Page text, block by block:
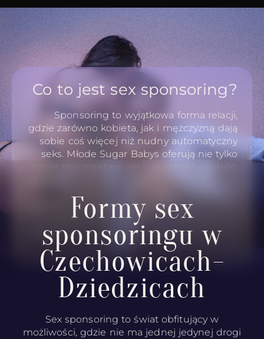
Co to jest sex sponsoring?
Sponsoring to wyjątkowa forma relacji,
gdzie zarówno kobieta, jak i mężczyzną dają
sobie coś więcej niż nudny automatyczny
seks. Młode Sugar Babys oferują nie tylko
swoje towarzystwo, ale i uważność, czułość,
W zamian Sugar Daddy wspiera je w
spełnianiu marzeń i gwarantuje jakość życia
na odpowiednim poziomie – a wszystko to
odbywa się w atmosferze pełnej szacunku i
dyskrecji.
Formy sex
sponsoringu w
Czechowicach-
Dziedzicach
Sex sponsoring to świat obfitujący w
możliwości, gdzie nie ma jednej jedynej drogi